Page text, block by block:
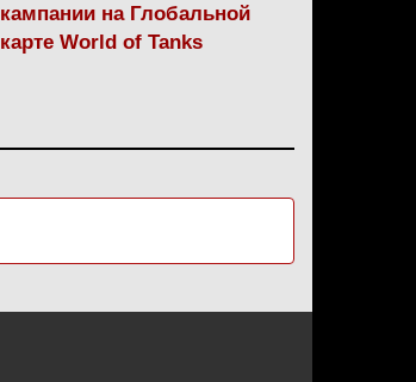
кампании на Глобальной
карте World of Tanks